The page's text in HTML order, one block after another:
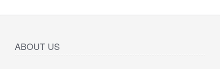
ABOUT US